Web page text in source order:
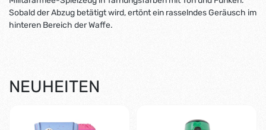
Sobald der Abzug betätigt wird, ertönt ein rasselndes Geräusch im
hinteren Bereich der Waffe.
NEUHEITEN